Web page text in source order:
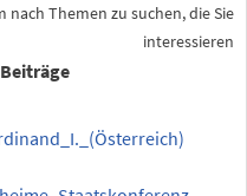
nach Themen zu suchen, die Sie
interessieren